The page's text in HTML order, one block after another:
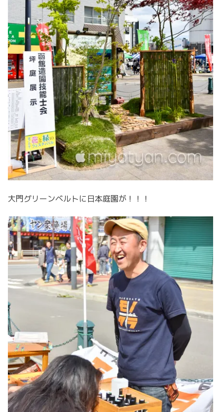
大門グリーンベルトに日本庭園が！！！